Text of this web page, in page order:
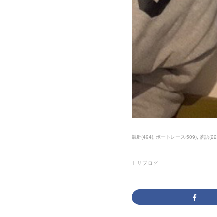
競艇(494) ボートレース (509) 落語(
1 リブログ